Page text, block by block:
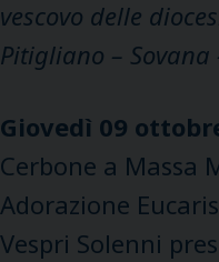
vescovo delle
Pitigliano – Sovana
Giovedì 09
Cerbone a Massa
Adorazione
Vespri Solenni